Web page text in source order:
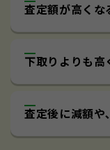
査定額が高くな
下取りよりも高
査定後に減額や